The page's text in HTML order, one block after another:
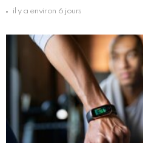
il y a environ 6 jours